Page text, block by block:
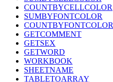
COUNTBYCELLCOLOR
SUMBYFONTCOLOR
COUNTBYFONTCOLOR
GETCOMMENT
GETSEX
GETWORD
WORKBOOK
SHEETNAME
TABLETOARRAY